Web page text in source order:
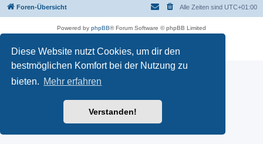
Diese Website nutzt Cookies, um dir den
bestmöglichen Komfort bei der Nutzung zu
bieten. Mehr erfahren
Verstanden!
Foren-Übersicht Alle Zeiten sind UTC+01:00
Powered by phpBB® Forum Software © phpBB Limited
Datenschutz|Nutzungsbedingungen